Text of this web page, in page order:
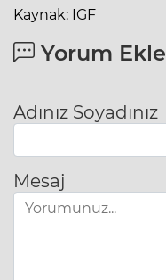
Kaynak: IGF
Yorum Ekle
Adınız Soyadınız
Mesaj